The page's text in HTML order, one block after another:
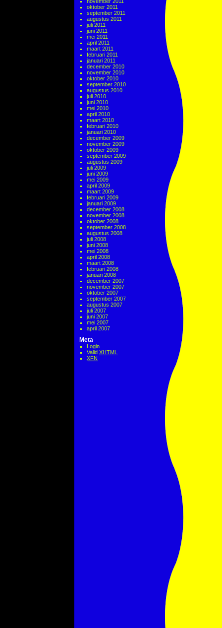
oktober 2011
september 2011
augustus 2011
juli 2011
juni 2011
mei 2011
april 2011
maart 2011
februari 2011
januari 2011
december 2010
november 2010
oktober 2010
september 2010
augustus 2010
juli 2010
juni 2010
mei 2010
april 2010
maart 2010
februari 2010
januari 2010
december 2009
november 2009
oktober 2009
september 2009
augustus 2009
juli 2009
juni 2009
mei 2009
april 2009
maart 2009
februari 2009
januari 2009
december 2008
november 2008
oktober 2008
september 2008
augustus 2008
juli 2008
juni 2008
mei 2008
april 2008
maart 2008
februari 2008
januari 2008
december 2007
november 2007
oktober 2007
september 2007
augustus 2007
juli 2007
juni 2007
mei 2007
april 2007
Meta
Login
Valid XHTML
XFN